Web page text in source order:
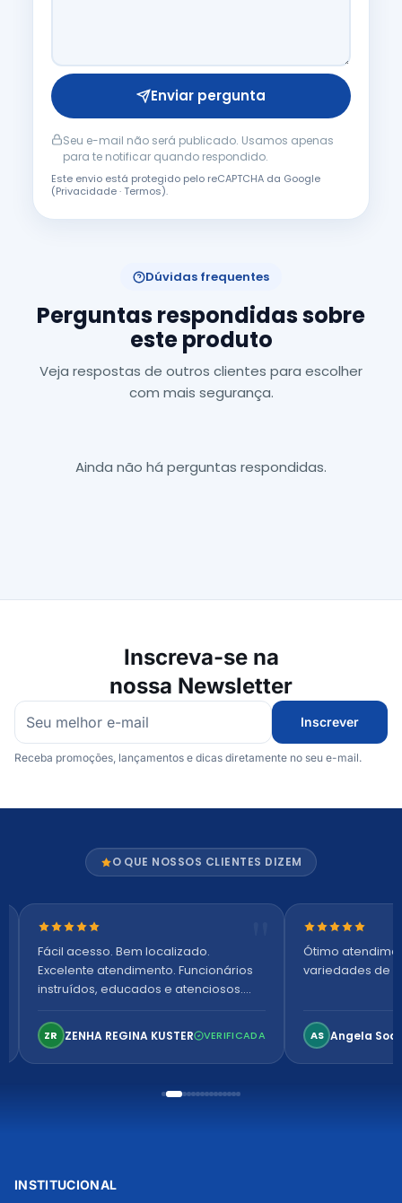
Enviar pergunta
Seu e-mail não será publicado. Usamos apenas
para te notificar quando respondido.
Este envio está protegido pelo reCAPTCHA da Google
(Privacidade·Termos).
Dúvidas frequentes
Perguntas respondidas sobre
este produto
Veja respostas de outros clientes para escolher
com mais segurança.
Ainda não há perguntas respondidas.
Inscreva-se na
nossa Newsletter
Inscrever
Receba promoções, lançamentos e dicas diretamente no seu e-mail.
O QUE NOSSOS CLIENTES DIZEM
Nota 5 de 5 estrelas
Fácil acesso. Bem localizado.
Excelente atendimento. Funcionários
instruídos, educados e atenciosos.
confortável. Perfeito!
ZR ZENHA REGINA KUSTER VERIFICADA
Nota 5 de 5
Ótimo
variedades de
AS Angela
INSTITUCIONAL